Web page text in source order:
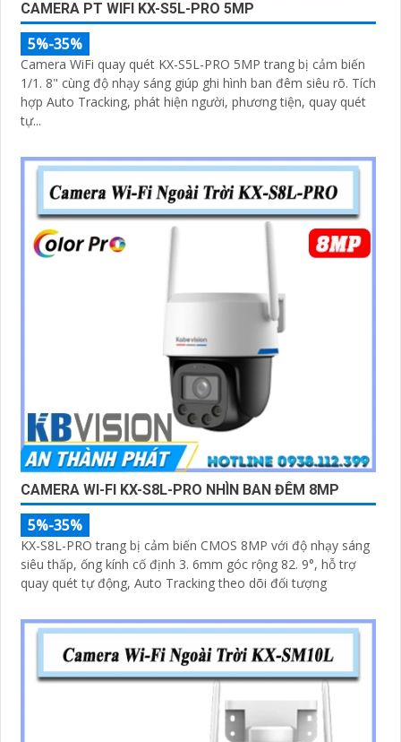
CAMERA PT WIFI KX-S5L-PRO 5MP
5%-35%
Camera WiFi quay quét KX-S5L-PRO 5MP trang bị cảm biến
1/1. 8" cùng độ nhạy sáng giúp ghi hình ban đêm siêu rõ. Tích
hợp Auto Tracking, phát hiện người, phương tiện, quay quét
tự...
CAMERA WI-FI KX-S8L-PRO NHÌN BAN ĐÊM 8MP
5%-35%
KX-S8L-PRO trang bị cảm biến CMOS 8MP với độ nhạy sáng
siêu thấp, ống kính cố định 3. 6mm góc rộng 82. 9°, hỗ trợ
quay quét tự động, Auto Tracking theo dõi đối tượng